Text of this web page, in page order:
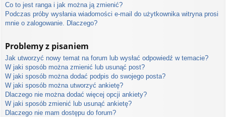
Co to jest ranga i jak można ją zmienić?
Podczas próby wysłania wiadomości e-mail do użytkownika witryna prosi
mnie o zalogowanie. Dlaczego?
Problemy z pisaniem
Jak utworzyć nowy temat na forum lub wysłać odpowiedź w temacie?
W jaki sposób można zmienić lub usunąć post?
W jaki sposób można dodać podpis do swojego posta?
W jaki sposób można utworzyć ankietę?
Dlaczego nie można dodać więcej opcji ankiety?
W jaki sposób zmienić lub usunąć ankietę?
Dlaczego nie mam dostępu do forum?